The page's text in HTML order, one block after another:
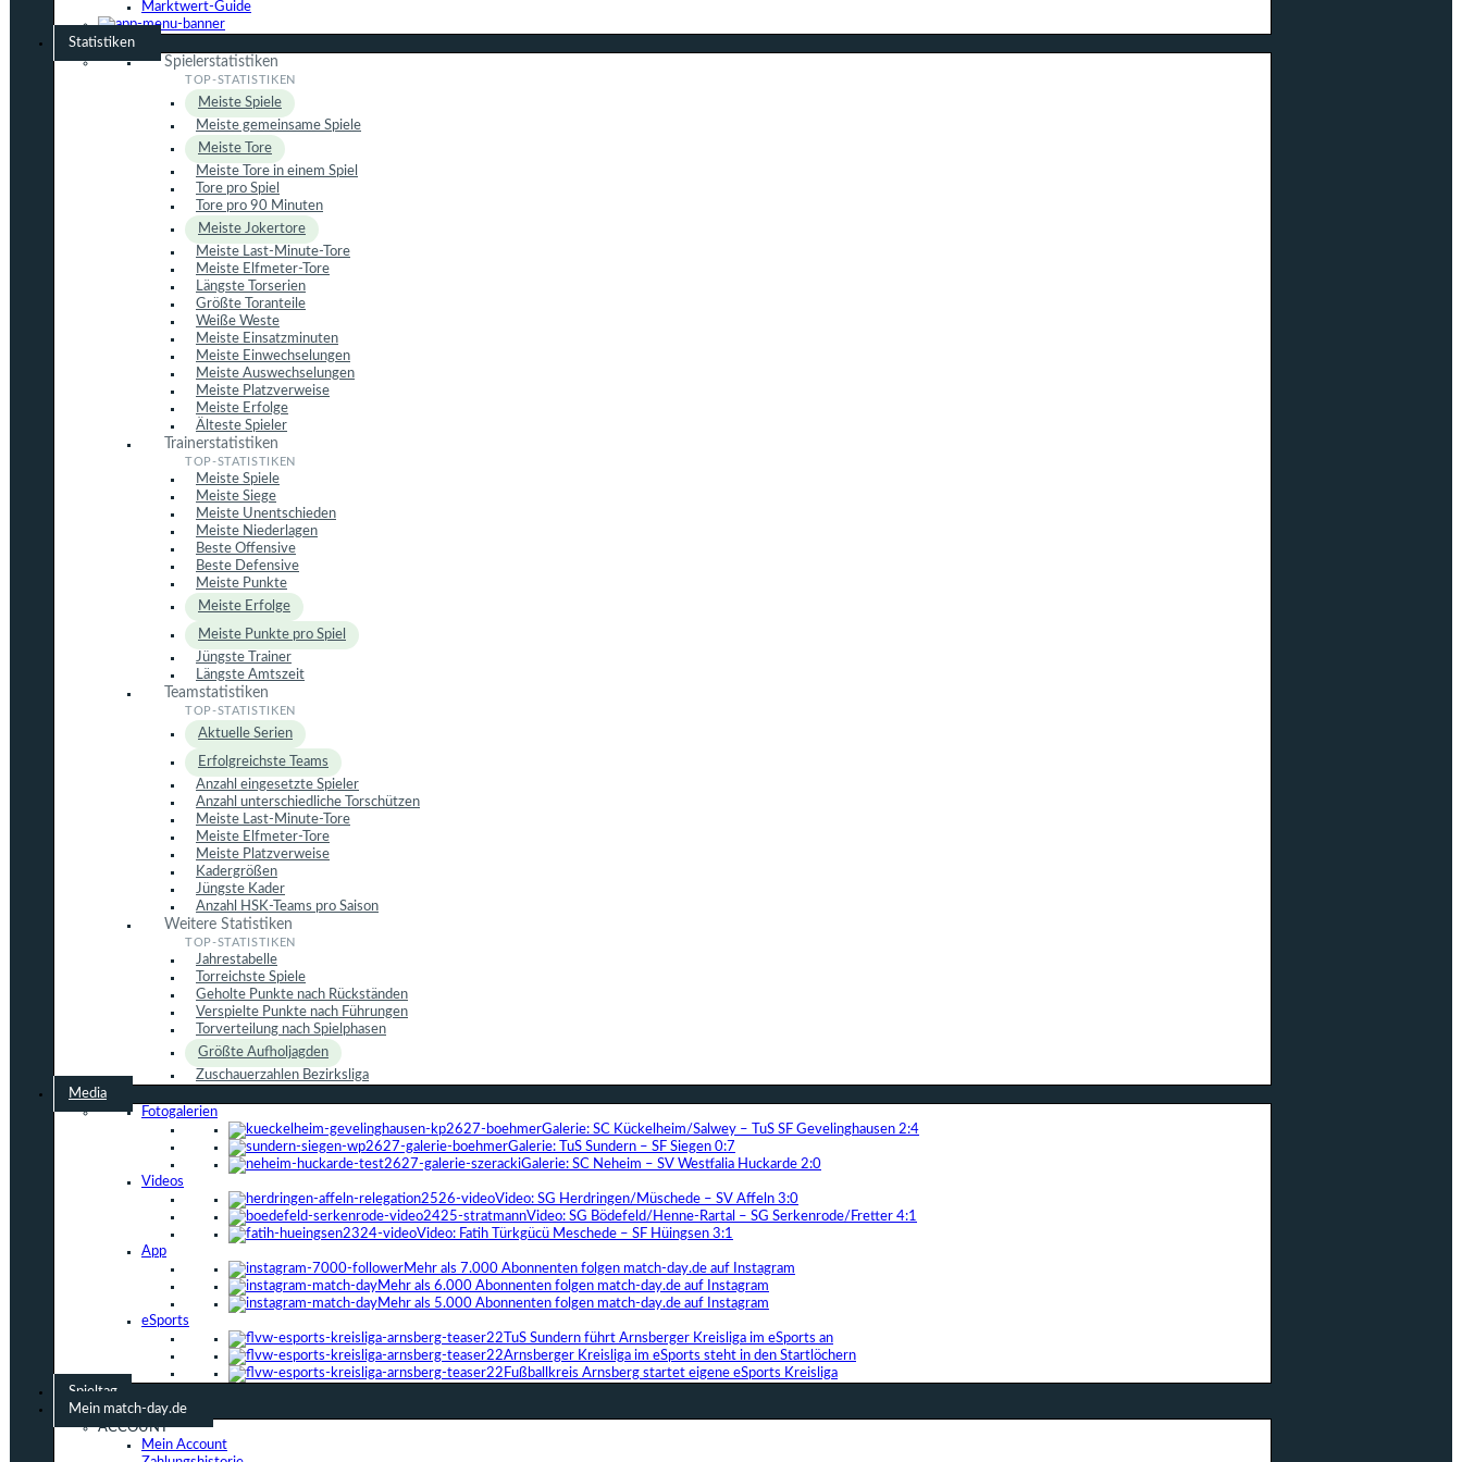
Marktwert-Guide
Statistiken
Spielerstatistiken
Meiste Spiele
Meiste gemeinsame Spiele
Meiste Tore
Meiste Tore in einem Spiel
Tore pro Spiel
Tore pro 90 Minuten
Meiste Jokertore
Meiste Last-Minute-Tore
Meiste Elfmeter-Tore
Längste Torserien
Größte Toranteile
Weiße Weste
Meiste Einsatzminuten
Meiste Einwechselungen
Meiste Auswechselungen
Meiste Platzverweise
Meiste Erfolge
Älteste Spieler
Trainerstatistiken
Meiste Spiele
Meiste Siege
Meiste Unentschieden
Meiste Niederlagen
Beste Offensive
Beste Defensive
Meiste Punkte
Meiste Erfolge
Meiste Punkte pro Spiel
Jüngste Trainer
Längste Amtszeit
Teamstatistiken
Aktuelle Serien
Erfolgreichste Teams
Anzahl eingesetzte Spieler
Anzahl unterschiedliche Torschützen
Meiste Last-Minute-Tore
Meiste Elfmeter-Tore
Meiste Platzverweise
Kadergrößen
Jüngste Kader
Anzahl HSK-Teams pro Saison
Weitere Statistiken
Jahrestabelle
Torreichste Spiele
Geholte Punkte nach Rückständen
Verspielte Punkte nach Führungen
Torverteilung nach Spielphasen
Größte Aufholjagden
Zuschauerzahlen Bezirksliga
Media
Fotogalerien
Galerie: SC Kückelheim/Salwey – TuS SF Gevelinghausen 2:4
Galerie: TuS Sundern – SF Siegen 0:7
Galerie: SC Neheim – SV Westfalia Huckarde 2:0
Videos
Video: SG Herdringen/Müschede – SV Affeln 3:0
Video: SG Bödefeld/Henne-Rartal – SG Serkenrode/Fretter 4:1
Video: Fatih Türkgücü Meschede – SF Hüingsen 3:1
App
Mehr als 7.000 Abonnenten folgen match-day.de auf Instagram
Mehr als 6.000 Abonnenten folgen match-day.de auf Instagram
Mehr als 5.000 Abonnenten folgen match-day.de auf Instagram
eSports
TuS Sundern führt Arnsberger Kreisliga im eSports an
Arnsberger Kreisliga im eSports steht in den Startlöchern
Fußballkreis Arnsberg startet eigene eSports Kreisliga
Spieltag
Mein match-day.de
ACCOUNT
Mein Account